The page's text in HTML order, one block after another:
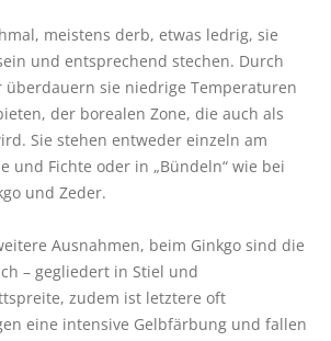
meistens derb, etwas ledrig, sie
und entsprechend stechen. Durch
sie niedrige Temperaturen
der borealen Zone, die auch als
Sie stehen entweder einzeln am
und Fichte oder in „Bündeln“ wie bei
und Zeder.
Ausnahmen, beim Ginkgo sind die
– gegliedert in Stiel und
zudem ist letztere oft
eine intensive Gelbfärbung und fallen